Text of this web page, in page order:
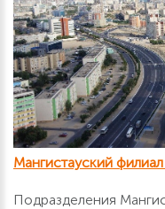
Мангистауский
Подразделения